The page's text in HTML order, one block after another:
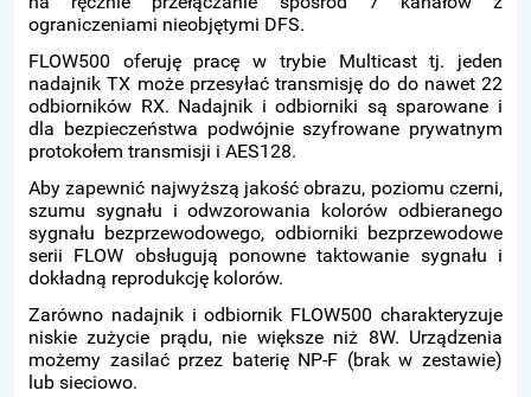
ograniczeniami nieobjętymi DFS.
FLOW500 oferuję pracę w trybie Multicast tj. jeden
nadajnik TX może przesyłać transmisję do do nawet 22
odbiorników RX. Nadajnik i odbiorniki są sparowane i
dla bezpieczeństwa podwójnie szyfrowane prywatnym
protokołem transmisji i AES128.
Aby zapewnić najwyższą jakość obrazu, poziomu czerni,
szumu sygnału i odwzorowania kolorów odbieranego
sygnału bezprzewodowego, odbiorniki bezprzewodowe
serii FLOW obsługują ponowne taktowanie sygnału i
dokładną reprodukcję kolorów.
Zarówno nadajnik i odbiornik FLOW500 charakteryzuje
niskie zużycie prądu, nie większe niż 8W. Urządzenia
możemy zasilać przez baterię NP-F (brak w zestawie)
lub sieciowo.